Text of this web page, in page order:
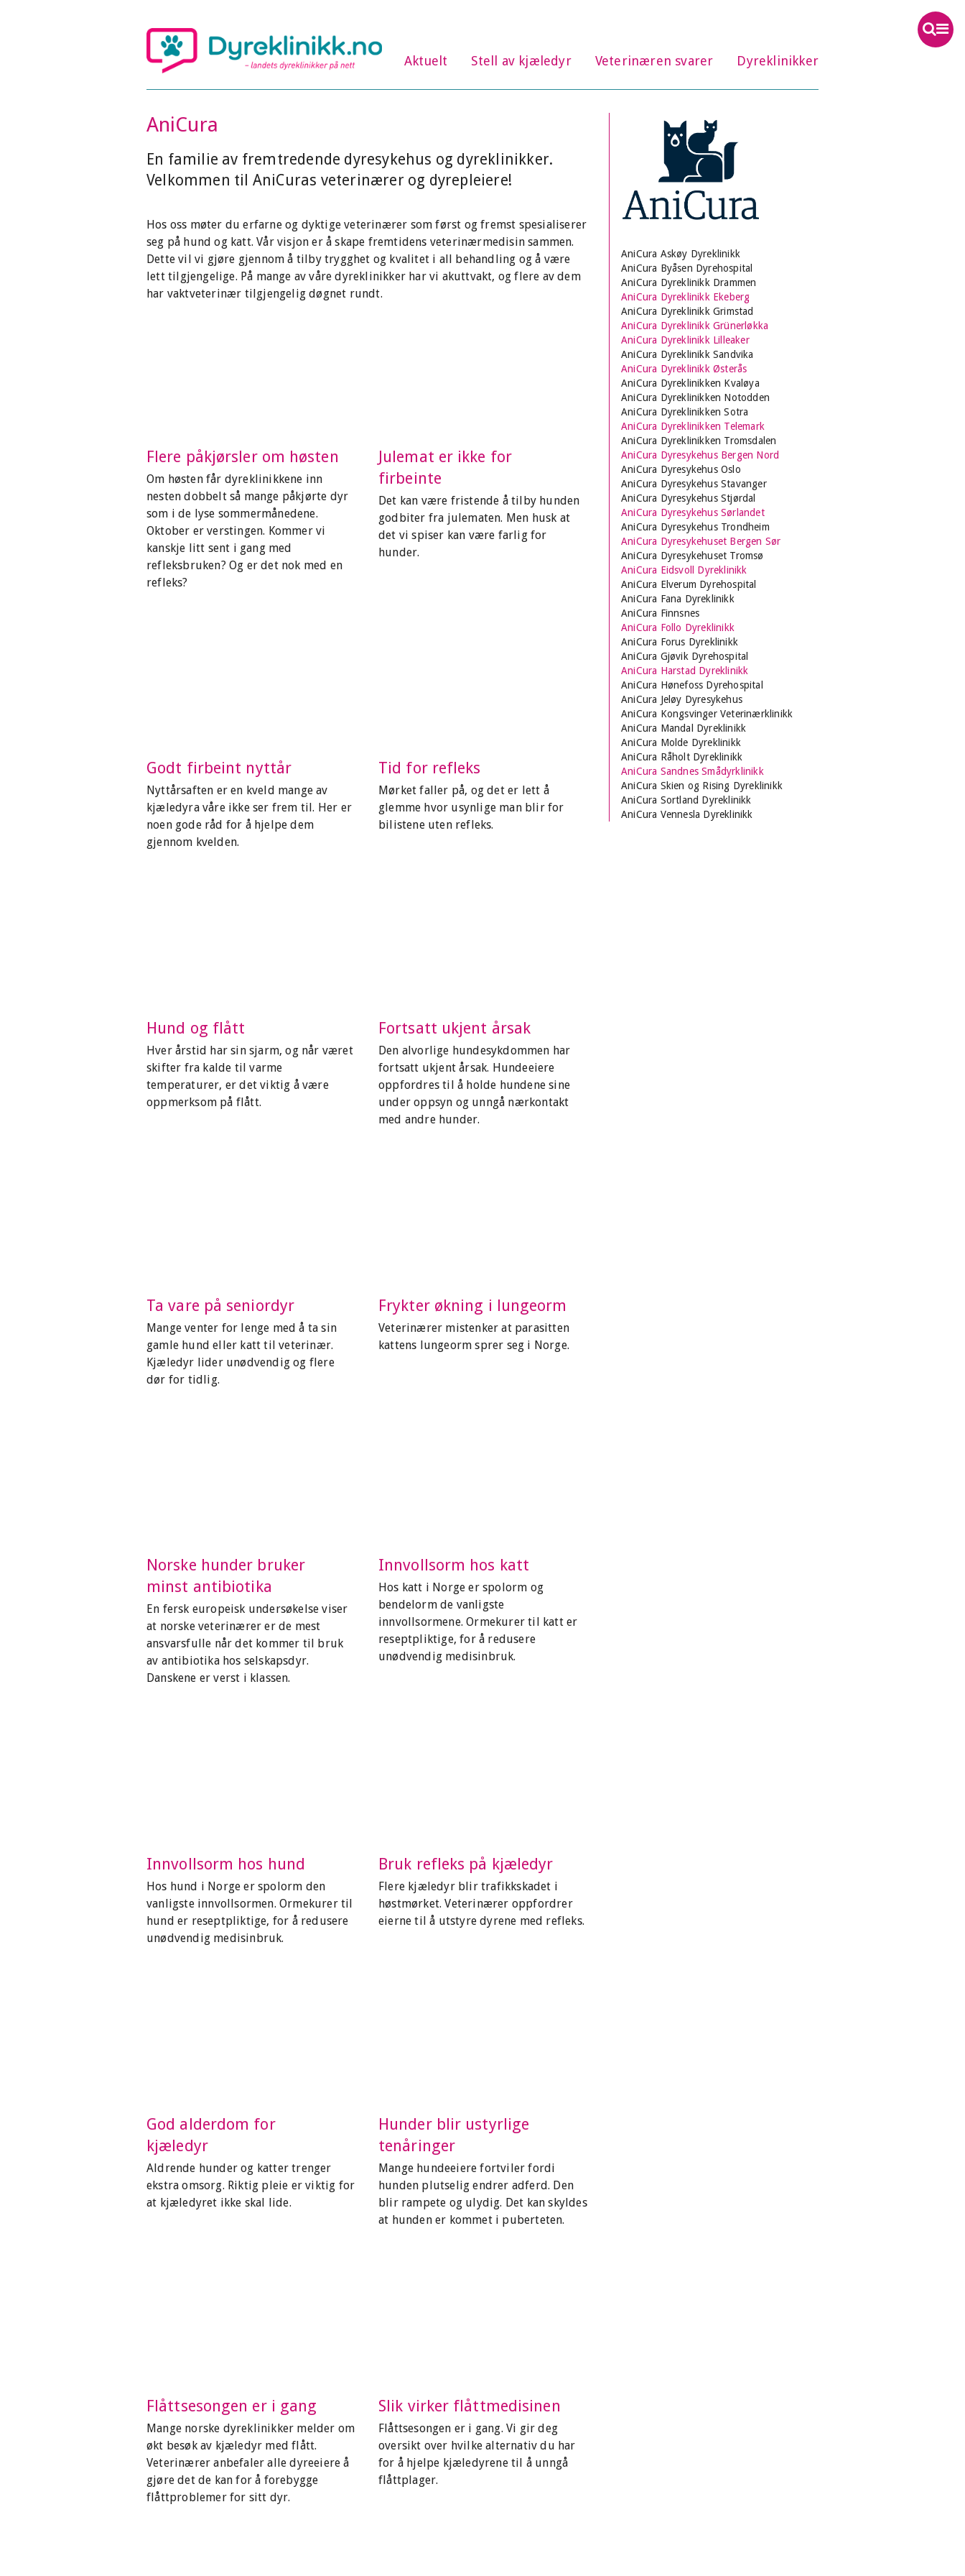
Aktuelt Stell av kjæledyr Veterinæren svarer Dyreklinikker
AniCura
En familie av fremtredende dyresykehus og dyreklinikker.
Velkommen til AniCuras veterinærer og dyrepleiere!
Hos oss møter du erfarne og dyktige veterinærer som først og fremst spesialiserer
seg på hund og katt. Vår visjon er å skape fremtidens veterinærmedisin sammen.
Dette vil vi gjøre gjennom å tilby trygghet og kvalitet i all behandling og å være
lett tilgjengelige. På mange av våre dyreklinikker har vi akuttvakt, og flere av dem
har vaktveterinær tilgjengelig døgnet rundt.
Flere påkjørsler om høsten
Om høsten får dyreklinikkene inn
nesten dobbelt så mange påkjørte dyr
som i de lyse sommermånedene.
Oktober er verstingen. Kommer vi
kanskje litt sent i gang med
refleksbruken? Og er det nok med en
refleks?
Julemat er ikke for
firbeinte
Det kan være fristende å tilby hunden
godbiter fra julematen. Men husk at
det vi spiser kan være farlig for
hunder.
Godt firbeint nyttår
Nyttårsaften er en kveld mange av
kjæledyra våre ikke ser frem til. Her er
noen gode råd for å hjelpe dem
gjennom kvelden.
Tid for refleks
Mørket faller på, og det er lett å
glemme hvor usynlige man blir for
bilistene uten refleks.
Hund og flått
Hver årstid har sin sjarm, og når været
skifter fra kalde til varme
temperaturer, er det viktig å være
oppmerksom på flått.
Fortsatt ukjent årsak
Den alvorlige hundesykdommen har
fortsatt ukjent årsak. Hundeeiere
oppfordres til å holde hundene sine
under oppsyn og unngå nærkontakt
med andre hunder.
Ta vare på seniordyr
Mange venter for lenge med å ta sin
gamle hund eller katt til veterinær.
Kjæledyr lider unødvendig og flere
dør for tidlig.
Frykter økning i lungeorm
Veterinærer mistenker at parasitten
kattens lungeorm sprer seg i Norge.
Norske hunder bruker
minst antibiotika
En fersk europeisk undersøkelse viser
at norske veterinærer er de mest
ansvarsfulle når det kommer til bruk
av antibiotika hos selskapsdyr.
Danskene er verst i klassen.
Innvollsorm hos katt
Hos katt i Norge er spolorm og
bendelorm de vanligste
innvollsormene. Ormekurer til katt er
reseptpliktige, for å redusere
unødvendig medisinbruk.
Innvollsorm hos hund
Hos hund i Norge er spolorm den
vanligste innvollsormen. Ormekurer til
hund er reseptpliktige, for å redusere
unødvendig medisinbruk.
Bruk refleks på kjæledyr
Flere kjæledyr blir trafikkskadet i
høstmørket. Veterinærer oppfordrer
eierne til å utstyre dyrene med refleks.
God alderdom for
kjæledyr
Aldrende hunder og katter trenger
ekstra omsorg. Riktig pleie er viktig for
at kjæledyret ikke skal lide.
Hunder blir ustyrlige
tenåringer
Mange hundeeiere fortviler fordi
hunden plutselig endrer adferd. Den
blir rampete og ulydig. Det kan skyldes
at hunden er kommet i puberteten.
Flåttsesongen er i gang
Mange norske dyreklinikker melder om
økt besøk av kjæledyr med flått.
Veterinærer anbefaler alle dyreeiere å
gjøre det de kan for å forebygge
flåttproblemer for sitt dyr.
Slik virker flåttmedisinen
Flåttsesongen er i gang. Vi gir deg
oversikt over hvilke alternativ du har
for å hjelpe kjæledyrene til å unngå
flåttplager.
AniCura Askøy Dyreklinikk
AniCura Byåsen Dyrehospital
AniCura Dyreklinikk Drammen
AniCura Dyreklinikk Ekeberg
AniCura Dyreklinikk Grimstad
AniCura Dyreklinikk Grünerløkka
AniCura Dyreklinikk Lilleaker
AniCura Dyreklinikk Sandvika
AniCura Dyreklinikk Østerås
AniCura Dyreklinikken Kvaløya
AniCura Dyreklinikken Notodden
AniCura Dyreklinikken Sotra
AniCura Dyreklinikken Telemark
AniCura Dyreklinikken Tromsdalen
AniCura Dyresykehus Bergen Nord
AniCura Dyresykehus Oslo
AniCura Dyresykehus Stavanger
AniCura Dyresykehus Stjørdal
AniCura Dyresykehus Sørlandet
AniCura Dyresykehus Trondheim
AniCura Dyresykehuset Bergen Sør
AniCura Dyresykehuset Tromsø
AniCura Eidsvoll Dyreklinikk
AniCura Elverum Dyrehospital
AniCura Fana Dyreklinikk
AniCura Finnsnes
AniCura Follo Dyreklinikk
AniCura Forus Dyreklinikk
AniCura Gjøvik Dyrehospital
AniCura Harstad Dyreklinikk
AniCura Hønefoss Dyrehospital
AniCura Jeløy Dyresykehus
AniCura Kongsvinger Veterinærklinikk
AniCura Mandal Dyreklinikk
AniCura Molde Dyreklinikk
AniCura Råholt Dyreklinikk
AniCura Sandnes Smådyrklinikk
AniCura Skien og Rising Dyreklinikk
AniCura Sortland Dyreklinikk
AniCura Vennesla Dyreklinikk